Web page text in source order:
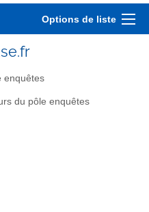
Options de liste
enquêtes
du pôle enquêtes